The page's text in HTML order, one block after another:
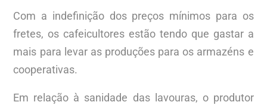
Com a indefinição dos preços mínimos para os
fretes, os cafeicultores estão tendo que gastar a
mais para levar as produções para os armazéns e
cooperativas.
Em relação à sanidade das lavouras, o produtor